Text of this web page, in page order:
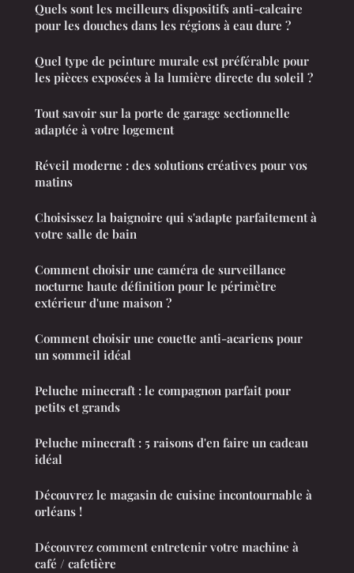
Quels sont les meilleurs dispositifs anti-calcaire
pour les douches dans les régions à eau dure ?
Quel type de peinture murale est préférable pour
les pièces exposées à la lumière directe du soleil ?
Tout savoir sur la porte de garage sectionnelle
adaptée à votre logement
Réveil moderne : des solutions créatives pour vos
matins
Choisissez la baignoire qui s'adapte parfaitement à
votre salle de bain
Comment choisir une caméra de surveillance
nocturne haute définition pour le périmètre
extérieur d'une maison ?
Comment choisir une couette anti-acariens pour
un sommeil idéal
Peluche minecraft : le compagnon parfait pour
petits et grands
Peluche minecraft : 5 raisons d'en faire un cadeau
idéal
Découvrez le magasin de cuisine incontournable à
orléans !
Découvrez comment entretenir votre machine à
café / cafetière